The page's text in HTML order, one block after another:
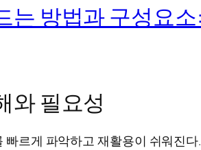
는 방법과 구성요
와 필요성
르게 파악하고 재활용이 쉬워진다.